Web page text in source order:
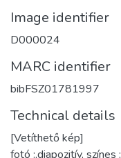
Image identifier
D000024
MARC identifier
bibFSZ01781997
Technical details
[Vetíthető kép]
fotó :,diapozitív, színes ;